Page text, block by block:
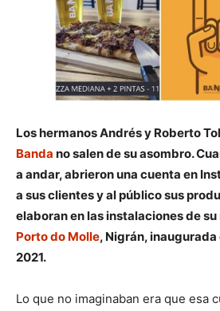
Los hermanos Andrés y Roberto
Banda no salen de su asombro.
a andar, abrieron una cuenta en
a sus clientes y al público sus
elaboran en las instalaciones de su
Porto do Molle, Nigrán,
2021.
Lo que no imaginaban era que esa